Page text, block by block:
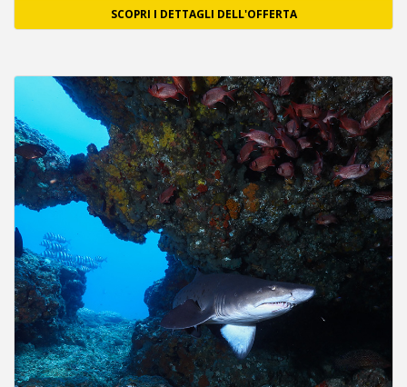
SCOPRI I DETTAGLI DELL'OFFERTA